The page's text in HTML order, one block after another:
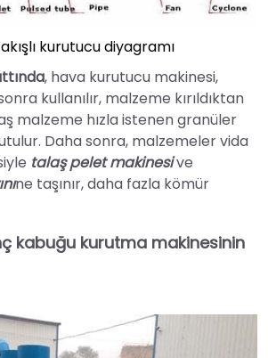
kurutucu diyagramı
, hava kurutucu makinesi,
kullanılır, malzeme kırıldıktan
malzeme hızla istenen granüler
Daha sonra, malzemeler vida
talaş pelet makinesive
ne taşınır, daha fazla kömür
kabuğu kurutma makinesinin